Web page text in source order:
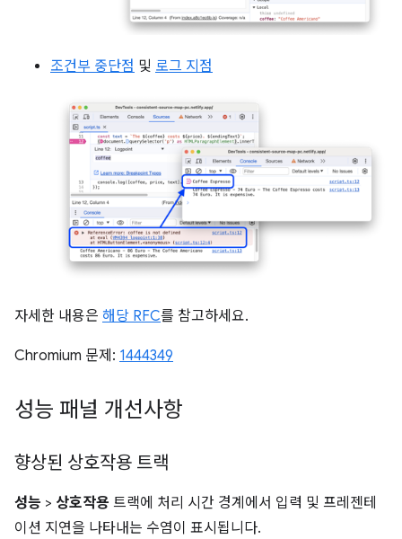
조건부 중단점 및 로그 지점
자세한 내용은 해당 RFC를 참고하세요.
Chromium 문제: 1444349
성능 패널 개선사항
향상된 상호작용 트랙
성능 > 상호작용 트랙에 처리 시간 경계에서 입력 및 프레젠테
이션 지연을 나타내는 수염이 표시됩니다.